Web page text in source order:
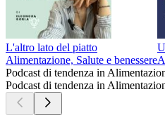
L'altro lato del piatto
Alimentazione, Salute e benessere
Podcast di tendenza in
Podcast di tendenza in